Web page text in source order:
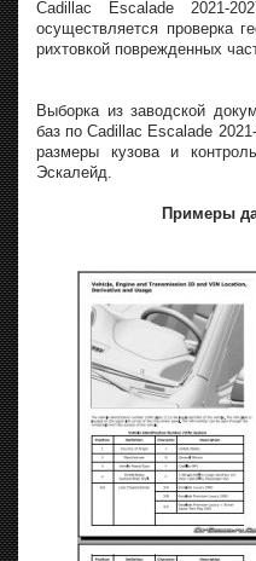
Cadillac Escalade 2021-
осуществляется проверка
рихтовкой поврежденных
Выборка из заводской
баз по Cadillac Escalade
размеры кузова и
Эскалейд.
Примеры